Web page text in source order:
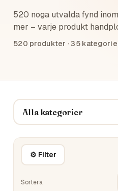
520 noga utvalda fynd
mer – varje produkt
520 produkter ·35
Alla kategorier
⚙ Filter
Sortera